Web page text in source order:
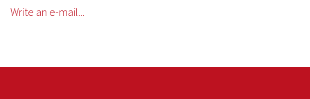
Write an e-mail...